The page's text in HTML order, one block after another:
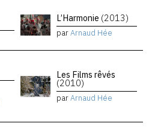
L’Harmonie (2013)
parArnaud Hée
Les Films rêvés
(2010)
parArnaud Hée